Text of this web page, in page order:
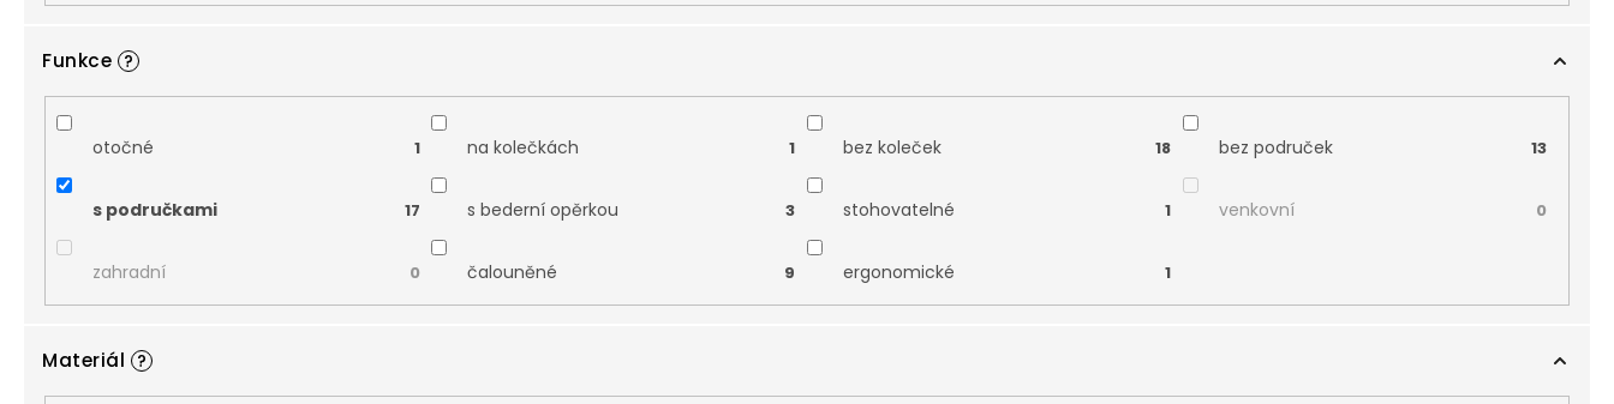
Funkce ?
otočné 1 na kolečkách 1 bez koleček 18 bez područek 13
s područkami 17 s bederní opěrkou 3 stohovatelné 1 venkovní 0
zahradní 0 čalouněné 9 ergonomické 1
Materiál ?